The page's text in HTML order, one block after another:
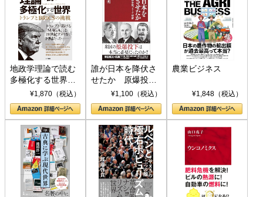
地政学理論で読む
多極化する世界：
トランプとBRICS
の挑戦
¥1,870（税込）
誰が日本を降伏さ
せたか 原爆投
下、ソ連参戦、そ
して聖断 (PHP新
書)
¥1,100（税込）
農業ビジネス
¥1,848（税込）